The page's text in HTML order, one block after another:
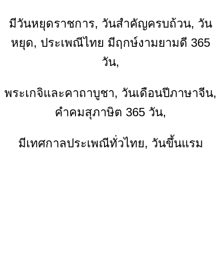
มีวันหยุดราชการ, วันสำคัญครบถ้วน, วัน
หยุด, ประเพณีไทย มีฤกษ์งามยามดี 365
วัน,
พระเกจิและคาถาบูชา, วันเดือนปีภาษาจีน,
คำคมสุภาษิต 365 วัน,
มีเทศกาลประเพณีทั่วไทย, วันขึ้นแรม